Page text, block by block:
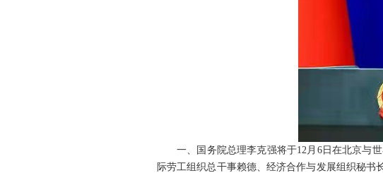
一、国务院总理李克强将于12月6日在北京与
际劳工组织总干事赖德、经济合作与发展组织秘书